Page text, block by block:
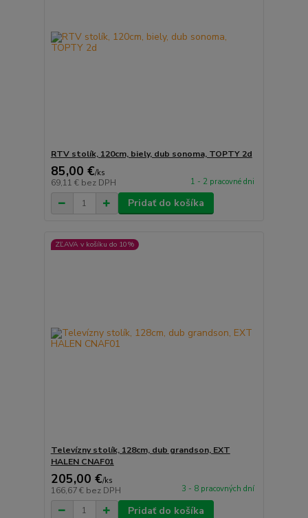
RTV stolík, 120cm, biely, dub sonoma, TOPTY 2d
85,00 €/ks
69,11 € bez DPH 1 - 2 pracovné dni
Pridať do košíka
ZĽAVA v košíku do 10%
Televízny stolík, 128cm, dub grandson, EXT
HALEN CNAF01
205,00 €/ks
166,67 € bez DPH 3 - 8 pracovných dní
Pridať do košíka